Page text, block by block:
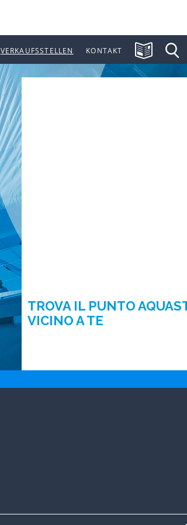
VERKAUFSSTELLEN KONTAKT
TROVA IL PUNTO
VICINO A TE